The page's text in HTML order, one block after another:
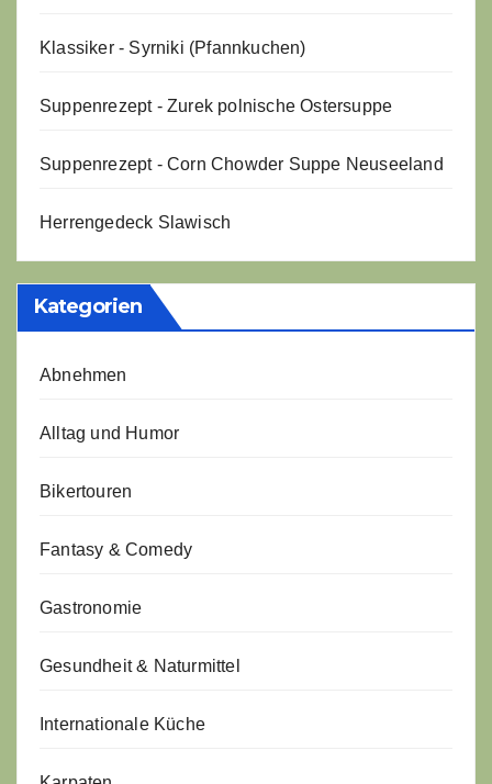
Klassiker - Syrniki (Pfannkuchen)
Suppenrezept - Zurek polnische Ostersuppe
Suppenrezept - Corn Chowder Suppe Neuseeland
Herrengedeck Slawisch
Kategorien
Abnehmen
Alltag und Humor
Bikertouren
Fantasy & Comedy
Gastronomie
Gesundheit & Naturmittel
Internationale Küche